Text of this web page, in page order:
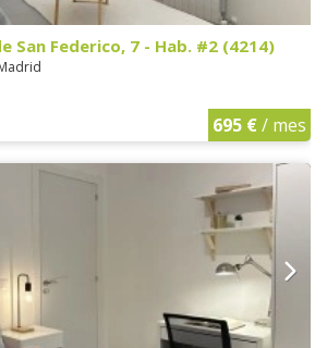
San Federico, 7 - Hab. #2 (4214)
695 €/ mes